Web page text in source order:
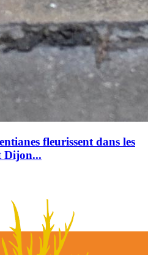
fleurissent dans les
Dijon...